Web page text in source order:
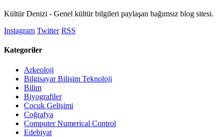
Kültür Denizi - Genel kültür bilgileri paylaşan bağımsız blog sitesi.
Instagram Twitter RSS
Kategoriler
Arkeoloji
Bilgisayar Bilişim Teknoloji
Bilim
Biyografiler
Çocuk Gelişimi
Coğrafya
Computer Numerical Control
Edebiyat